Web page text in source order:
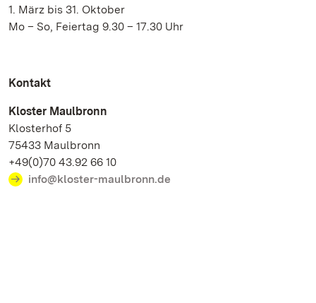
1. März bis 31. Oktober
Mo – So, Feiertag 9.30 – 17.30 Uhr
Kontakt
Kloster Maulbronn
Klosterhof 5
75433 Maulbronn
+49(0)70 43.92 66 10
info@kloster-maulbronn.de